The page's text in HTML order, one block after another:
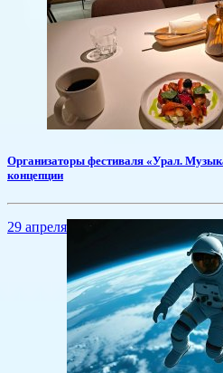
​Организаторы фестиваля «Урал.
концепции
29 апреля